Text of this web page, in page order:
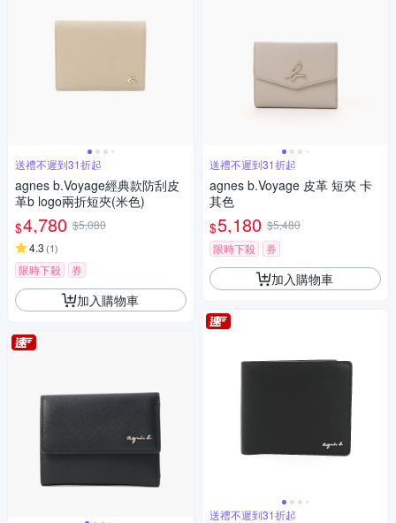
送禮不遲到31折起
agnes b.Voyage經典款防刮皮
革b logo兩折短夾(米色)
$4,780 $5,080
4.3 (1)
限時下殺 券
加入購物車
送禮不遲到31折起
agnes b.Voyage 皮革 短夾 卡
其色
$5,180 $5,480
限時下殺
券
加入購物車
送禮不遲到31折起